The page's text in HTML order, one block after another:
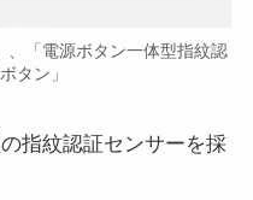
、「電源ボタン一体型指紋認
タン」
指紋認証センサーを採